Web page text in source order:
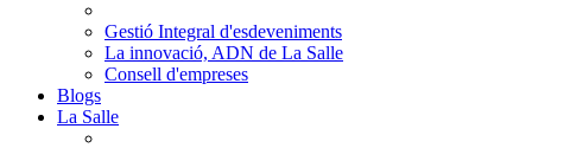
Gestió Integral d'esdeveniments
La innovació, ADN de La Salle
Consell d'empreses
Blogs
La Salle